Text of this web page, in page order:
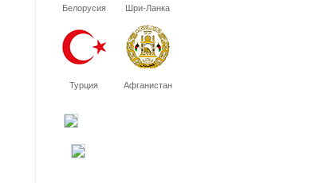
Белорусия Шри-Ланка
Турция Афганистан